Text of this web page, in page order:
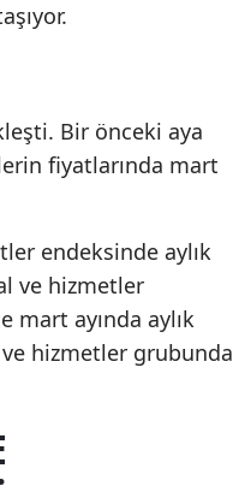
Bir önceki aya
fiyatlarında mart
endeksinde aylık
ve hizmetler
mart ayında aylık
hizmetler grubunda